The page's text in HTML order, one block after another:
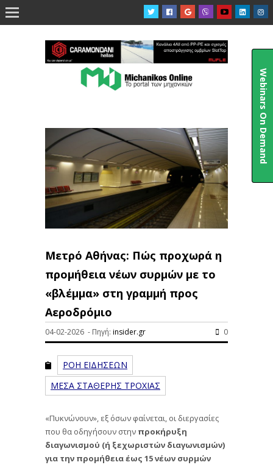

Μετρό Αθήνας: Πώς προχωρά η
προμήθεια νέων συρμών με το
«βλέμμα» στη γραμμή προς
Αεροδρόμιο
04-02-2026 - Πηγή: insider.gr 0
ΡΟΗ ΕΙΔΗΣΕΩΝ
ΜΕΣΑ ΣΤΑΘΕΡΗΣ ΤΡΟΧΙΑΣ
«Πυκνώνουν», εξ όσων φαίνεται, οι διεργασίες
που θα οδηγήσουν στην προκήρυξη
διαγωνισμού (ή ξεχωριστών διαγωνισμών)
για την προμήθεια έως 15 νέων συρμών
Webinars On Demand